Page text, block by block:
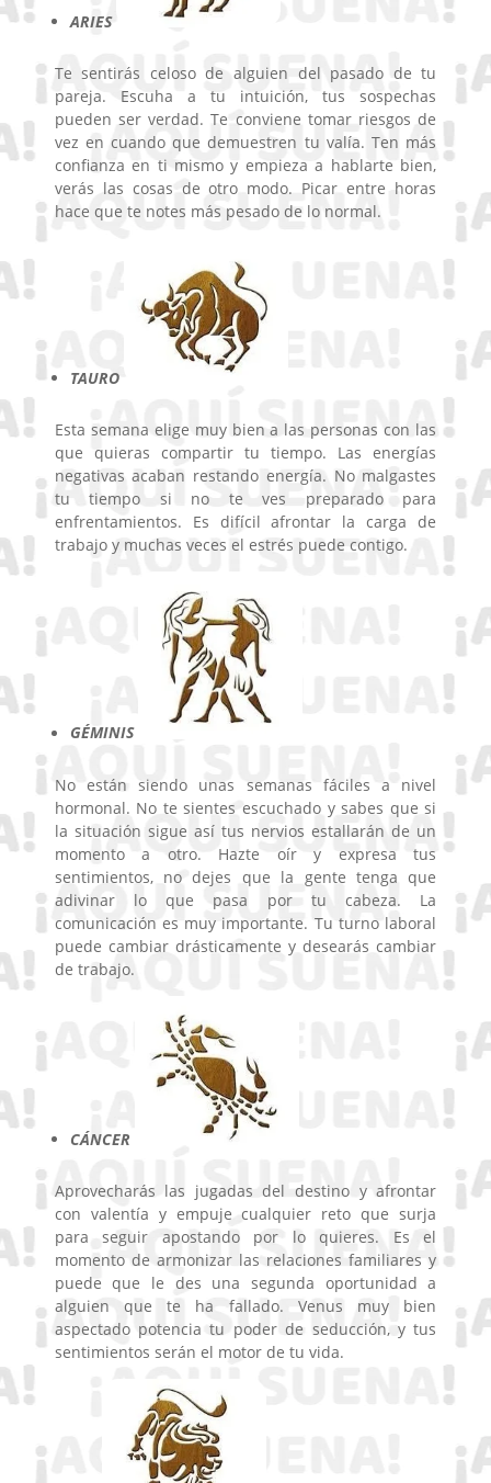
ARIES
Te sentirás celoso de alguien del pasado de tu
pareja. Escuha a tu intuición, tus sospechas
pueden ser verdad. Te conviene tomar riesgos de
vez en cuando que demuestren tu valía. Ten más
confianza en ti mismo y empieza a hablarte bien,
verás las cosas de otro modo. Picar entre horas
hace que te notes más pesado de lo normal.
TAURO
Esta semana elige muy bien a las personas con las
que quieras compartir tu tiempo. Las energías
negativas acaban restando energía. No malgastes
tu tiempo si no te ves preparado para
enfrentamientos. Es difícil afrontar la carga de
trabajo y muchas veces el estrés puede contigo.
GÉMINIS
No están siendo unas semanas fáciles a nivel
hormonal. No te sientes escuchado y sabes que si
la situación sigue así tus nervios estallarán de un
momento a otro. Hazte oír y expresa tus
sentimientos, no dejes que la gente tenga que
adivinar lo que pasa por tu cabeza. La
comunicación es muy importante. Tu turno laboral
puede cambiar drásticamente y desearás cambiar
de trabajo.
CÁNCER
Aprovecharás las jugadas del destino y afrontar
con valentía y empuje cualquier reto que surja
para seguir apostando por lo quieres. Es el
momento de armonizar las relaciones familiares y
puede que le des una segunda oportunidad a
alguien que te ha fallado. Venus muy bien
aspectado potencia tu poder de seducción, y tus
sentimientos serán el motor de tu vida.